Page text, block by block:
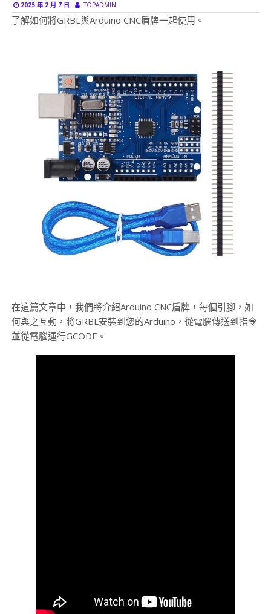
2025 年 2 月 7 日 TOPADMIN
了解如何將GRBL與Arduino CNC盾牌一起使用。
在這篇文章中，我們將介紹Arduino CNC盾牌，每個引腳，如
何與之互動，將GRBL安裝到您的Arduino，從電腦傳送到指令
並從電腦運行GCODE。